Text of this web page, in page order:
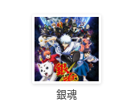
銀魂